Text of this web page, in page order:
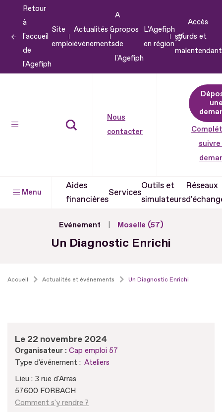
contenu
Retour
à
l'accueil
de
l'Agefiph
Site
emploi
Actualités &
événements
A
propos
de
l'Agefiph
L'Agefiph
en région
Accès
sourds et
Nous
contacter
suivre
Menu
Aides
financières
Services
Outils et
simulateurs
Réseaux
Evénement Moselle (57)
Un Diagnostic Enrichi
Accueil Actualités et événements Un Diagnostic Enrichi
Le 22 novembre 2024
Organisateur : Cap emploi 57
Type d'événement : Ateliers
Lieu : 3 rue d'Arras
57600 FORBACH
Comment s'y rendre ?